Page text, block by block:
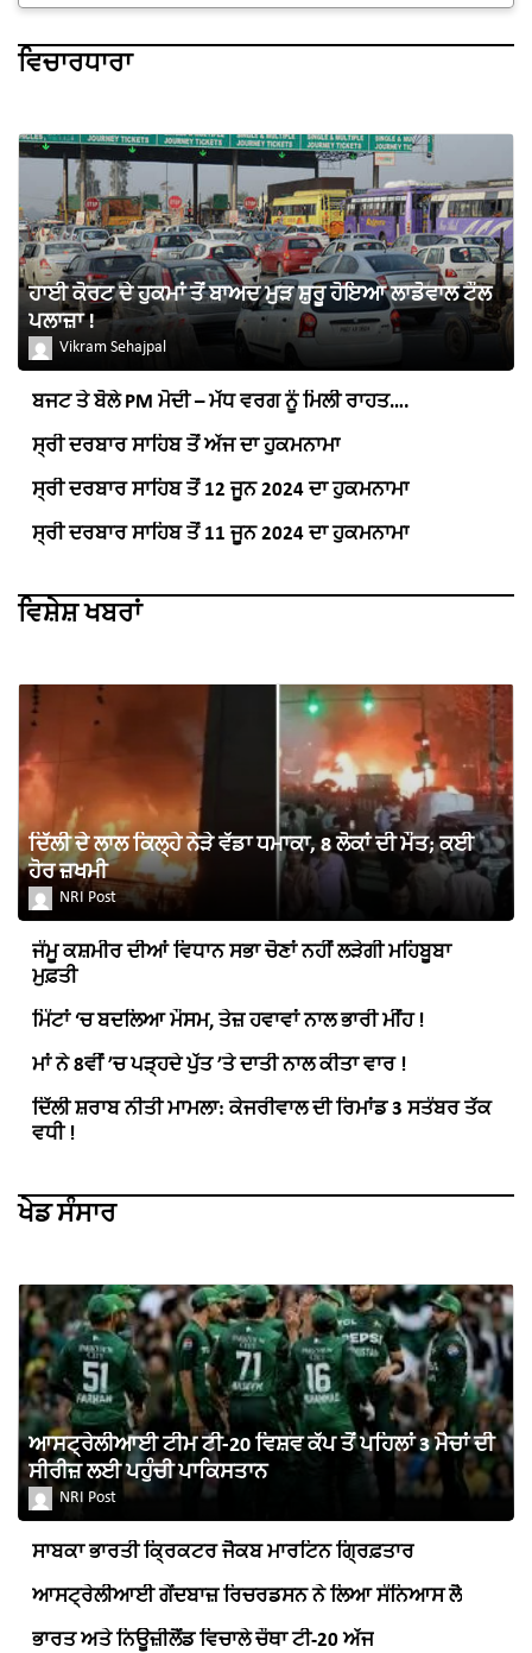
ਵਿਚਾਰਧਾਰਾ
ਹਾਈ ਕੋਰਟ ਦੇ ਹੁਕਮਾਂ ਤੋਂ ਬਾਅਦ ਮੁੜ ਸ਼ੁਰੂ ਹੋਇਆ ਲਾਡੋਵਾਲ ਟੌਲ
ਪਲਾਜ਼ਾ !
Vikram Sehajpal
ਬਜਟ ਤੇ ਬੋਲੇ PM ਮੋਦੀ – ਮੱਧ ਵਰਗ ਨੂੰ ਮਿਲੀ ਰਾਹਤ….
ਸ੍ਰੀ ਦਰਬਾਰ ਸਾਹਿਬ ਤੋਂ ਅੱਜ ਦਾ ਹੁਕਮਨਾਮਾ
ਸ੍ਰੀ ਦਰਬਾਰ ਸਾਹਿਬ ਤੋਂ 12 ਜੂਨ 2024 ਦਾ ਹੁਕਮਨਾਮਾ
ਸ੍ਰੀ ਦਰਬਾਰ ਸਾਹਿਬ ਤੋਂ 11 ਜੂਨ 2024 ਦਾ ਹੁਕਮਨਾਮਾ
ਵਿਸ਼ੇਸ਼ ਖਬਰਾਂ
ਦਿੱਲੀ ਦੇ ਲਾਲ ਕਿਲ੍ਹੇ ਨੇੜੇ ਵੱਡਾ ਧਮਾਕਾ, 8 ਲੋਕਾਂ ਦੀ ਮੌਤ; ਕਈ
ਹੋਰ ਜ਼ਖਮੀ
NRI Post
ਜੰਮੂ ਕਸ਼ਮੀਰ ਦੀਆਂ ਵਿਧਾਨ ਸਭਾ ਚੋਣਾਂ ਨਹੀਂ ਲੜੇਗੀ ਮਹਿਬੂਬਾ
ਮੁਫ਼ਤੀ
ਮਿੰਟਾਂ ‘ਚ ਬਦਲਿਆ ਮੌਸਮ, ਤੇਜ਼ ਹਵਾਵਾਂ ਨਾਲ ਭਾਰੀ ਮੀਂਹ !
ਮਾਂ ਨੇ 8ਵੀਂ ’ਚ ਪੜ੍ਹਦੇ ਪੁੱਤ ’ਤੇ ਦਾਤੀ ਨਾਲ ਕੀਤਾ ਵਾਰ !
ਦਿੱਲੀ ਸ਼ਰਾਬ ਨੀਤੀ ਮਾਮਲਾ: ਕੇਜਰੀਵਾਲ ਦੀ ਰਿਮਾਂਡ 3 ਸਤੰਬਰ ਤੱਕ
ਵਧੀ !
ਖੇਡ ਸੰਸਾਰ
ਆਸਟ੍ਰੇਲੀਆਈ ਟੀਮ ਟੀ-20 ਵਿਸ਼ਵ ਕੱਪ ਤੋਂ ਪਹਿਲਾਂ 3 ਮੈਚਾਂ ਦੀ
ਸੀਰੀਜ਼ ਲਈ ਪਹੁੰਚੀ ਪਾਕਿਸਤਾਨ
NRI Post
ਸਾਬਕਾ ਭਾਰਤੀ ਕ੍ਰਿਕਟਰ ਜੈਕਬ ਮਾਰਟਿਨ ਗ੍ਰਿਫ਼ਤਾਰ
ਆਸਟ੍ਰੇਲੀਆਈ ਗੇਂਦਬਾਜ਼ ਰਿਚਰਡਸਨ ਨੇ ਲਿਆ ਸੰਨਿਆਸ ਲੈ
ਭਾਰਤ ਅਤੇ ਨਿਊਜ਼ੀਲੈਂਡ ਵਿਚਾਲੇ ਚੌਥਾ ਟੀ-20 ਅੱਜ